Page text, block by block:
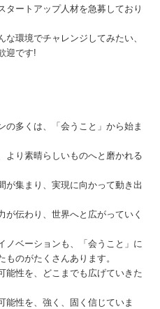
タートアップ人材を急募しており
環境でチャレンジしてみたい、
迎です!
の多くは、「会うこと」から始ま
より素晴らしいものへと磨かれる
が集まり、実現に向かって動き出
伝わり、世界へと広がっていく
ノベーションも、「会うこと」に
のがたくさんあります。
能性を、どこまでも広げていきた
能性を、強く、固く信じていま